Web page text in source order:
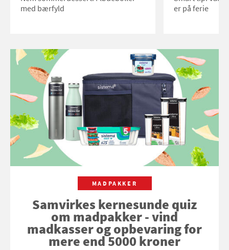
med bærfyld
er på ferie
MADPAKKER
Samvirkes kernesunde quiz
om madpakker - vind
madkasser og opbevaring for
mere end 5000 kroner